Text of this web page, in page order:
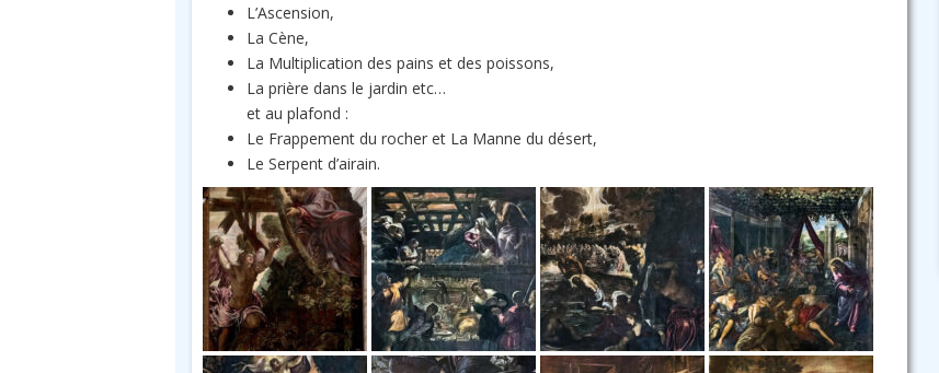
L’Ascension,
La Cène,
La Multiplication des pains et des poissons,
La prière dans le jardin etc…
et au plafond :
Le Frappement du rocher et La Manne du désert,
Le Serpent d’airain.